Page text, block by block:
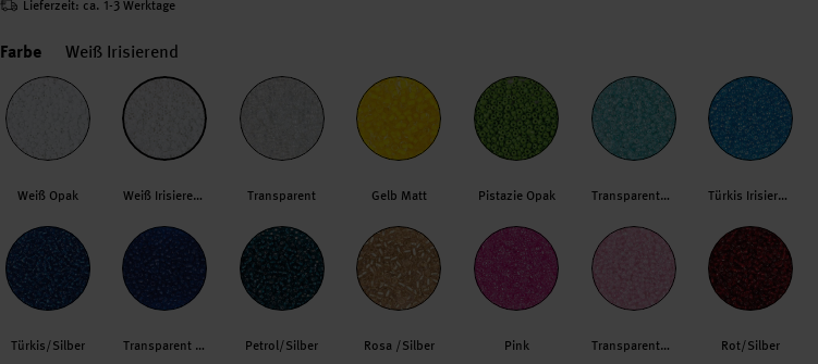
Lieferzeit: ca. 1-3 Werktage
Farbe Weiß Irisierend
Weiß Opak Weiß Irisierend Transparent Gelb Matt Pistazie Opak Transparent/Hellmint Türkis Irisierend
Türkis/Silber Transparent Royalblau Petrol/Silber Rosa /Silber Pink Transparent/Rosa Rot/Silber